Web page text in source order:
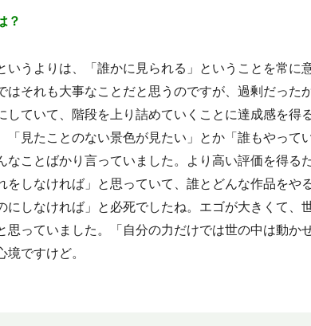
？
いうよりは、「誰かに見られる」ということを常に
はそれも大事なことだと思うのですが、過剰だった
していて、階段を上り詰めていくことに達成感を得
「見たことのない景色が見たい」とか「誰もやって
なことばかり言っていました。より高い評価を得る
をしなければ」と思っていて、誰とどんな作品をや
にしなければ」と必死でしたね。エゴが大きくて、
思っていました。「自分の力だけでは世の中は動か
境ですけど。